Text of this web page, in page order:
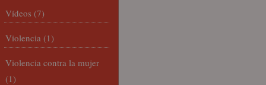
Vídeos (7)
Violencia (1)
Violencia contra la mujer
(1)